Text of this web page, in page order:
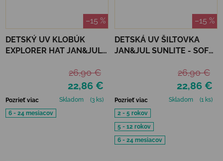
–15 %
DETSKÝ UV KLOBÚK
EXPLORER HAT JAN&JUL -
22,86 €
26,90 €
Pozrieť viac Skladom
(3 ks)
6 - 24 mesiacov
–15 %
DETSKÁ UV ŠILTOVKA
JAN&JUL SUNLITE - SOFT
22,86 €
26,90 €
Pozrieť viac Skladom
(1 ks)
2 - 5 rokov
5 - 12 rokov
6 - 24 mesiacov